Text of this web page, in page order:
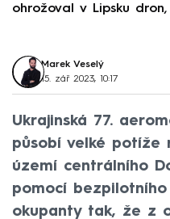
ohrožoval v Lipsku
Marek Veselý
15. zář 2023, 10:17
Ukrajinská 77.
působí velké potíže
území centrálního
pomocí
okupanty tak, že z